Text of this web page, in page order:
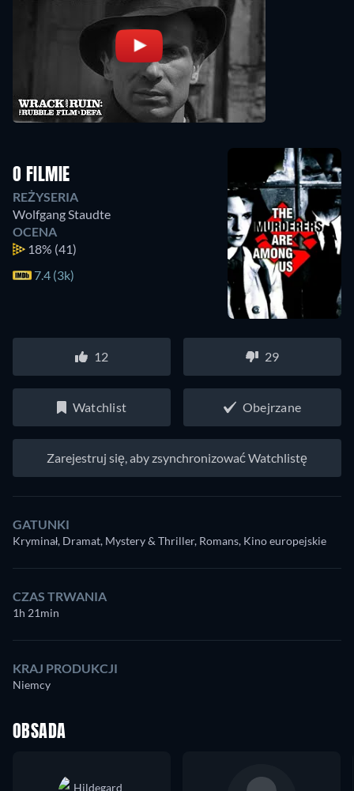
O FILMIE
REŻYSERIA
Wolfgang Staudte
OCENA
18% (41)
7.4 (3k)
12 29
Watchlist Obejrzane
Zarejestruj się, aby zsynchronizować Watchlistę
GATUNKI
Kryminał, Dramat, Mystery & Thriller, Romans, Kino europejskie
CZAS TRWANIA
1h 21min
KRAJ PRODUKCJI
Niemcy
OBSADA